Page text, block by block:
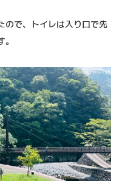
ので、トイレは入り口で先